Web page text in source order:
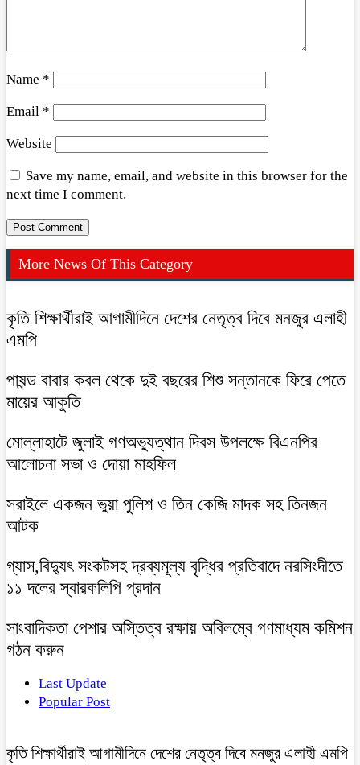
Name *
Email *
Website
Save my name, email, and website in this browser for the
next time I comment.
More News Of This Category
কৃতি শিক্ষার্থীরাই আগামীদিনে দেশের নেতৃত্ব দিবে মনজুর এলাহী
এমপি
পাষন্ড বাবার কবল থেকে দুই বছরের শিশু সন্তানকে ফিরে পেতে
মায়ের আকুতি
মোল্লাহাটে জুলাই গণঅভ্যুত্থান দিবস উপলক্ষে বিএনপির
আলোচনা সভা ও দোয়া মাহফিল
সরাইলে একজন ভুয়া পুলিশ ও তিন কেজি মাদক সহ তিনজন
আটক
গ্যাস,বিদ্যুৎ সংকটসহ দ্রব্যমূল্য বৃদ্ধির প্রতিবাদে নরসিংদীতে
১১ দলের স্বারকলিপি প্রদান
সাংবাদিকতা পেশার অস্তিত্ব রক্ষায় অবিলম্বে গণমাধ্যম কমিশন
গঠন করুন
Last Update
Popular Post
কৃতি শিক্ষার্থীরাই আগামীদিনে দেশের নেতৃত্ব দিবে মনজুর এলাহী এমপি